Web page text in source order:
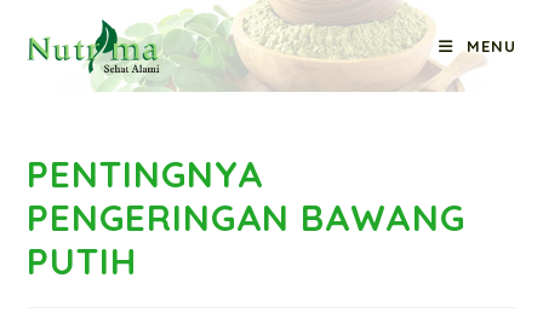
MENU
Blog
PENTINGNYA
PENGERINGAN BAWANG
PUTIH